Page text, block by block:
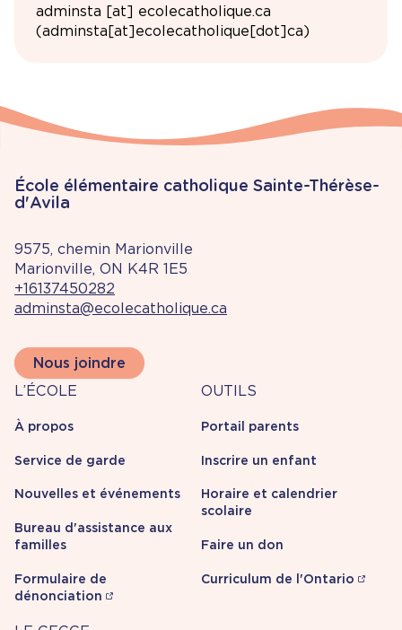
adminsta [at] ecolecatholique.ca
(adminsta[at]ecolecatholique[dot]ca)
École élémentaire catholique Sainte-Thérèse-
d'Avila
9575, chemin Marionville
Marionville, ON K4R 1E5
+16137450282
adminsta@ecolecatholique.ca
Nous joindre
À
propos
L’ÉCOLE
À propos
Service de garde
Nouvelles et événements
Bureau d'assistance aux
familles
Formulaire de
dénonciation
Outils
OUTILS
Portail parents
Inscrire un enfant
Horaire et calendrier
scolaire
Faire un don
Curriculum de l'Ontario